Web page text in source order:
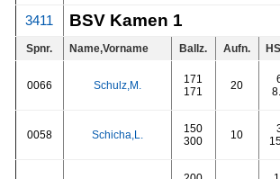
3411 BSV Kamen 1
Spnr. Name,Vorname Ballz. Aufn.
0066 Schulz,M.
171
171
20
0058 Schicha,L.
150
300
10